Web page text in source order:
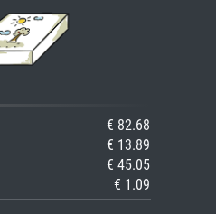
€ 82.68
€ 13.89
€ 45.05
€ 1.09